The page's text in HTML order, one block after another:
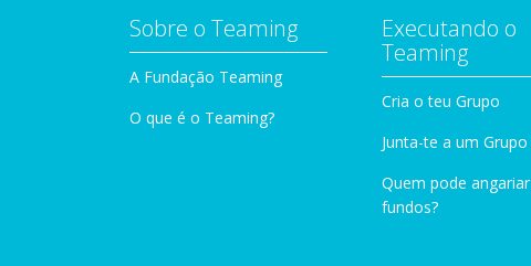
Sobre o Teaming
A Fundação Teaming
O que é o Teaming?
Executando o
Teaming
Cria o teu Grupo
Junta-te a um Grupo
Quem pode angariar
fundos?